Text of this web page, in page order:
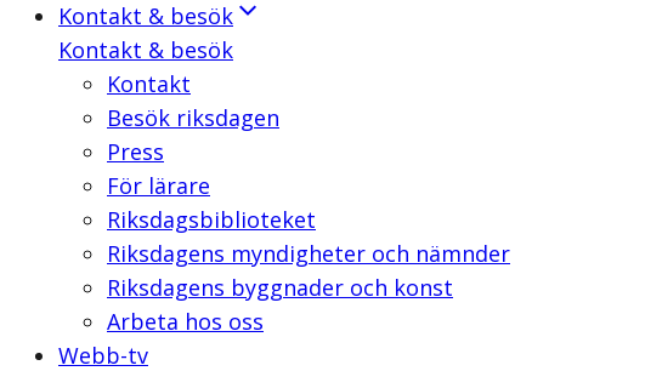
Kontakt & besök
Kontakt & besök
Kontakt
Besök riksdagen
Press
För lärare
Riksdagsbiblioteket
Riksdagens myndigheter och nämnder
Riksdagens byggnader och konst
Arbeta hos oss
Webb-tv